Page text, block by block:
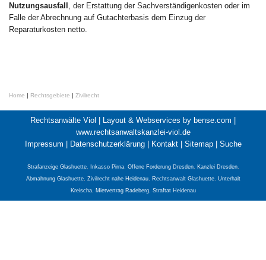
Nutzungsausfall , der Erstattung der Sachverständigenkosten oder im
Falle der Abrechnung auf Gutachterbasis dem Einzug der
Reparaturkosten netto.
Home | Rechtsgebiete | Zivilrecht
Rechtsanwälte Viol | Layout & Webservices by bense.com |
www.rechtsanwaltskanzlei-viol.de
Impressum | Datenschutzerklärung| Kontakt| Sitemap| Suche
Strafanzeige Glashuette, Inkasso Pirna, Offene Forderung Dresden, Kanzlei Dresden,
Abmahnung Glashuette, Zivilrecht nahe Heidenau, Rechtsanwalt Glashuette, Unterhalt
Kreischa, Mietvertrag Radeberg, Straftat Heidenau